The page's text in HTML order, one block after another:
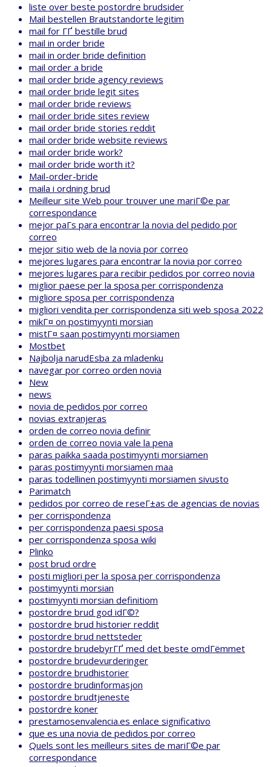
liste over beste postordre brudsider
Mail bestellen Brautstandorte legitim
mail for ГҐ bestille brud
mail in order bride
mail in order bride definition
mail order a bride
mail order bride agency reviews
mail order bride legit sites
mail order bride reviews
mail order bride sites review
mail order bride stories reddit
mail order bride website reviews
mail order bride work?
mail order bride worth it?
Mail-order-bride
maila i ordning brud
Meilleur site Web pour trouver une mariГ©e par
correspondance
mejor paГ­s para encontrar la novia del pedido por
correo
mejor sitio web de la novia por correo
mejores lugares para encontrar la novia por correo
mejores lugares para recibir pedidos por correo novia
miglior paese per la sposa per corrispondenza
migliore sposa per corrispondenza
migliori vendita per corrispondenza siti web sposa 2022
mikГ¤ on postimyynti morsian
mistГ¤ saan postimyynti morsiamen
Mostbet
Najbolja narudЕѕba za mladenku
navegar por correo orden novia
New
news
novia de pedidos por correo
novias extranjeras
orden de correo novia definir
orden de correo novia vale la pena
paras paikka saada postimyynti morsiamen
paras postimyynti morsiamen maa
paras todellinen postimyynti morsiamen sivusto
Parimatch
pedidos por correo de reseГ±as de agencias de novias
per corrispondenza
per corrispondenza paesi sposa
per corrispondenza sposa wiki
Plinko
post brud ordre
posti migliori per la sposa per corrispondenza
postimyynti morsian
postimyynti morsian definitiom
postordre brud god idГ©?
postordre brud historier reddit
postordre brud nettsteder
postordre brudebyrГҐ med det beste omdГёmmet
postordre brudevurderinger
postordre brudhistorier
postordre brudinformasjon
postordre brudtjeneste
postordre koner
prestamosenvalencia.es enlace significativo
que es una novia de pedidos por correo
Quels sont les meilleurs sites de mariГ©e par
correspondance